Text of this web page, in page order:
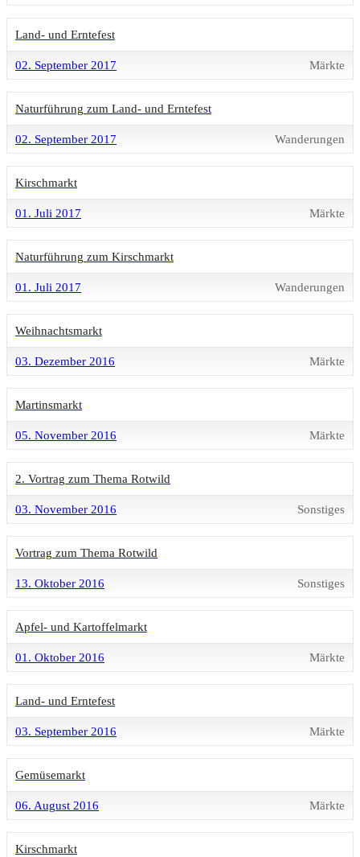
Land- und Erntefest
02. September 2017 Märkte
Naturführung zum Land- und Erntefest
02. September 2017 Wanderungen
Kirschmarkt
01. Juli 2017 Märkte
Naturführung zum Kirschmarkt
01. Juli 2017 Wanderungen
Weihnachtsmarkt
03. Dezember 2016 Märkte
Martinsmarkt
05. November 2016 Märkte
2. Vortrag zum Thema Rotwild
03. November 2016 Sonstiges
Vortrag zum Thema Rotwild
13. Oktober 2016 Sonstiges
Apfel- und Kartoffelmarkt
01. Oktober 2016 Märkte
Land- und Erntefest
03. September 2016 Märkte
Gemüsemarkt
06. August 2016 Märkte
Kirschmarkt